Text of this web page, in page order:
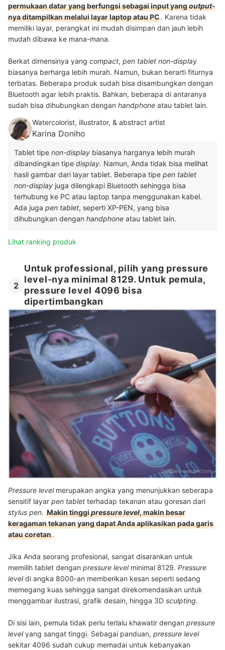
permukaan datar yang berfungsi sebagai input yangoutput-
nya ditampilkan melalui layar laptop atau PC. Karena tidak
memiliki layar, perangkat ini mudah disimpan dan jauh lebih
mudah dibawa ke mana-mana.
Berkat dimensinya yang compact, pen tablet non-display
biasanya berharga lebih murah. Namun, bukan berarti fiturnya
terbatas. Beberapa produk sudah bisa disambungkan dengan
Bluetooth agar lebih praktis. Bahkan, beberapa di antaranya
sudah bisa dihubungkan dengan handphone atau tablet lain.
Watercolorist, illustrator, & abstract artist
Karina Doniho
Tablet tipe non-display biasanya harganya lebih murah
dibandingkan tipe display. Namun, Anda tidak bisa melihat
hasil gambar dari layar tablet. Beberapa tipe pen tablet
non-display juga dilengkapi Bluetooth sehingga bisa
terhubung ke PC atau laptop tanpa menggunakan kabel.
Ada juga pen tablet, seperti XP-PEN, yang bisa
dihubungkan dengan handphone atau tablet lain.
Lihat ranking produk
2
Untuk professional, pilih yang pressure
level-nya minimal 8129. Untuk pemula,
pressure level 4096 bisa
dipertimbangkan
Sumber:wacom.com
Pressure levelmerupakan angka yang menunjukkan seberapa
sensitif layar pen tablet terhadap tekanan atau goresan dari
stylus pen. Makin tinggipressure level, makin besar
keragaman tekanan yang dapat Anda aplikasikan pada garis
atau coretan.
Jika Anda seorang profesional, sangat disarankan untuk
memilih tablet dengan pressure levelminimal 8129. Pressure
leveldi angka 8000-an memberikan kesan seperti sedang
memegang kuas sehingga sangat direkomendasikan untuk
menggambar ilustrasi, grafik desain, hingga 3D sculpting.
Di sisi lain, pemula tidak perlu terlalu khawatir dengan pressure
levelyang sangat tinggi. Sebagai panduan, pressure level
sekitar 4096 sudah cukup memadai untuk kebanyakan